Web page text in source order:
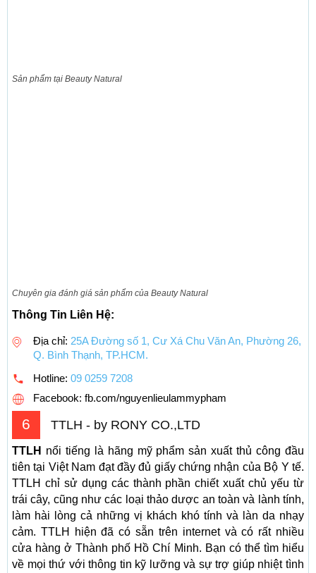
Sản phẩm tại Beauty Natural
Chuyên gia đánh giá sản phẩm của Beauty Natural
Thông Tin Liên Hệ:
Địa chỉ: 25A Đường số 1, Cư Xá Chu Văn An, Phường 26,
Q. Bình Thạnh, TP.HCM.
Hotline: 09 0259 7208
Facebook: fb.com/nguyenlieulammypham
6 TTLH - by RONY CO.,LTD
TTLH nổi tiếng là hãng mỹ phẩm sản xuất thủ công đầu
tiên tại Việt Nam đạt đầy đủ giấy chứng nhận của Bộ Y tế.
TTLH chỉ sử dụng các thành phần chiết xuất chủ yếu từ
trái cây, cũng như các loại thảo dược an toàn và lành tính,
làm hài lòng cả những vị khách khó tính và làn da nhạy
cảm. TTLH hiện đã có sẵn trên internet và có rất nhiều
cửa hàng ở Thành phố Hồ Chí Minh. Bạn có thể tìm hiểu
về mọi thứ với thông tin kỹ lưỡng và sự trợ giúp nhiệt tình